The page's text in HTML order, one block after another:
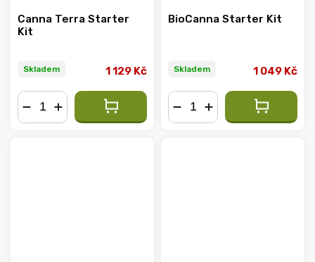
Canna Terra Starter
Kit
Skladem 1 129 Kč
BioCanna Starter Kit
Skladem 1 049 Kč